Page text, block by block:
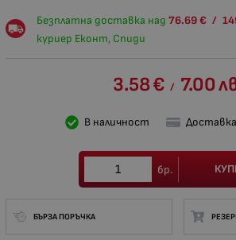
Безплатна доставка над 76.69 € /
куриер Еконт, Спиди
3.58€ / 7.00
В наличност
бр.
БЪРЗА ПОРЪЧКА